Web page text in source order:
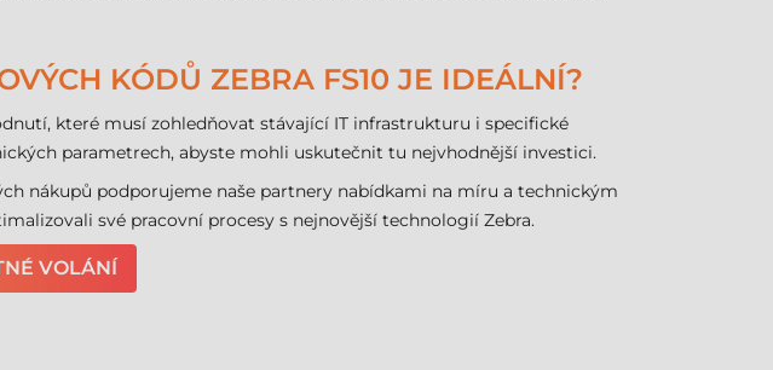
KÓDŮ ZEBRA FS10 JE IDEÁLNÍ?
které musí zohledňovat stávající IT infrastrukturu i specifické
parametrech, abyste mohli uskutečnit tu nejvhodnější investici.
nákupů podporujeme naše partnery nabídkami na míru a technickým
své pracovní procesy s nejnovější technologií Zebra.
VOLÁNÍ